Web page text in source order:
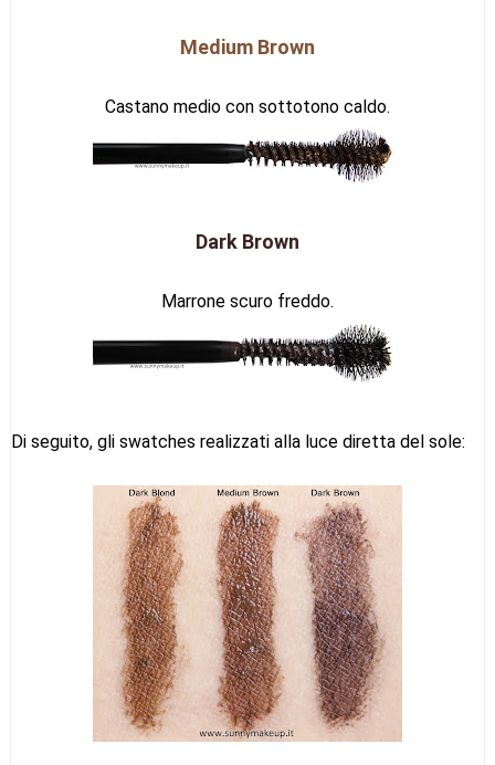
Medium Brown
Castano medio con sottotono caldo.
Dark Brown
Marrone scuro freddo.
Di seguito, gli swatches realizzati alla luce diretta del sole: